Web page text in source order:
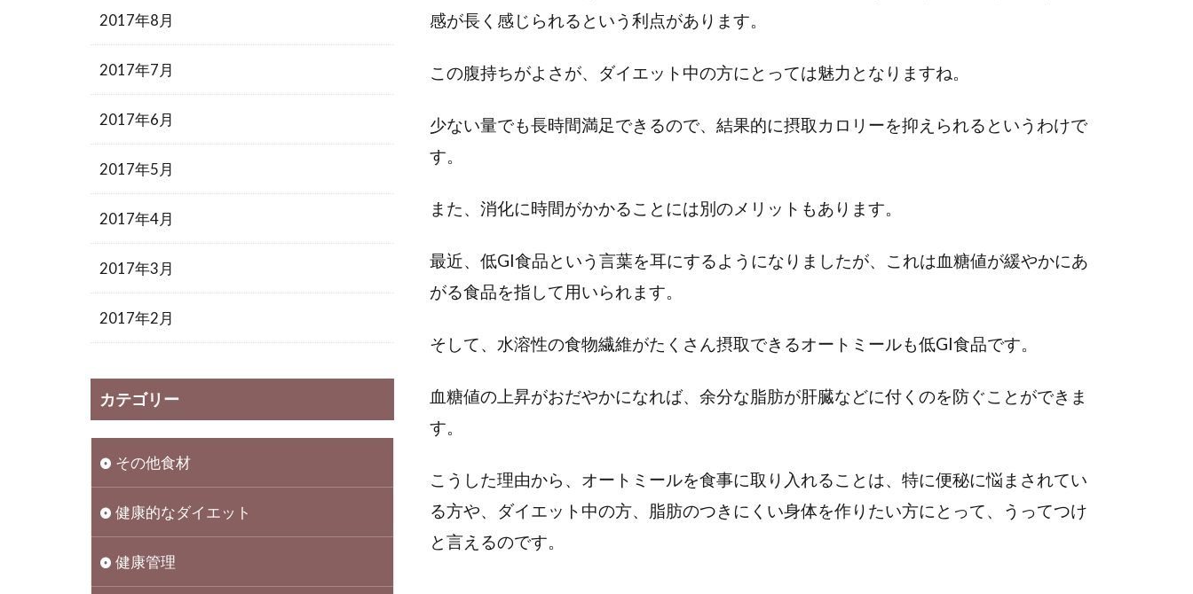
感が長く感じられるという利点があります。
この腹持ちがよさが、ダイエット中の方にとっては魅力となりますね。
少ない量でも長時間満足できるので、結果的に摂取カロリーを抑えられるというわけで
す。
また、消化に時間がかかることには別のメリットもあります。
最近、低GI食品という言葉を耳にするようになりましたが、これは血糖値が緩やかにあ
がる食品を指して用いられます。
そして、水溶性の食物繊維がたくさん摂取できるオートミールも低GI食品です。
血糖値の上昇がおだやかになれば、余分な脂肪が肝臓などに付くのを防ぐことができま
す。
こうした理由から、オートミールを食事に取り入れることは、特に便秘に悩まされてい
る方や、ダイエット中の方、脂肪のつきにくい身体を作りたい方にとって、うってつけ
と言えるのです。
2017年8月
2017年7月
2017年6月
2017年5月
2017年4月
2017年3月
2017年2月
カテゴリー
その他食材
健康的なダイエット
健康管理